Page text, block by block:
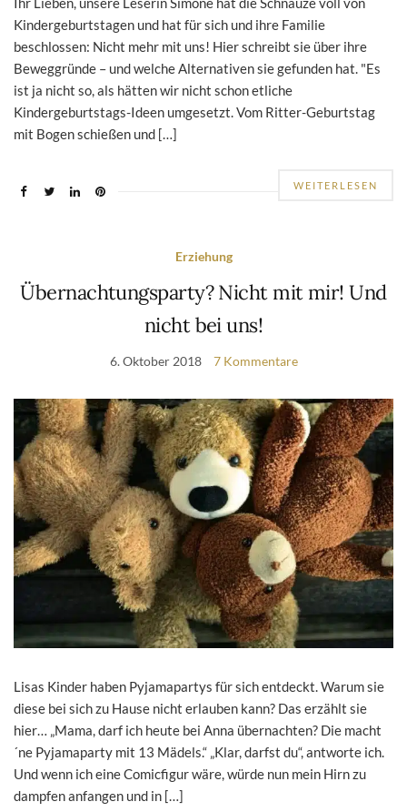
Kindergeburtstagen und hat für sich und ihre Familie
beschlossen: Nicht mehr mit uns! Hier schreibt sie über ihre
Beweggründe – und welche Alternativen sie gefunden hat. "Es
ist ja nicht so, als hätten wir nicht schon etliche
Kindergeburtstags-Ideen umgesetzt. Vom Ritter-Geburtstag
mit Bogen schießen und […]
WEITERLESEN
Erziehung
Übernachtungsparty? Nicht mit mir! Und
nicht bei uns!
6. Oktober 2018 7 Kommentare
Lisas Kinder haben Pyjamapartys für sich entdeckt. Warum sie
diese bei sich zu Hause nicht erlauben kann? Das erzählt sie
hier… „Mama, darf ich heute bei Anna übernachten? Die macht
´ne Pyjamaparty mit 13 Mädels.“ „Klar, darfst du“, antworte ich.
Und wenn ich eine Comicfigur wäre, würde nun mein Hirn zu
dampfen anfangen und in […]